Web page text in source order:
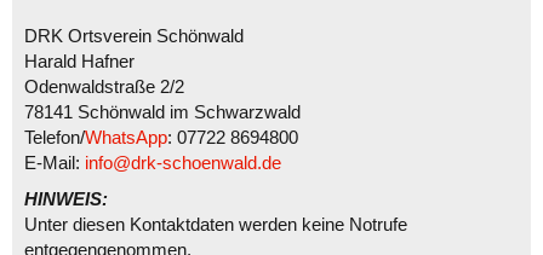
DRK Ortsverein Schönwald
Harald Hafner
Odenwaldstraße 2/2
78141 Schönwald im Schwarzwald
Telefon/WhatsApp: 07722 8694800
E-Mail: info@drk-schoenwald.de
HINWEIS:
Unter diesen Kontaktdaten werden keine Notrufe
entgegengenommen.